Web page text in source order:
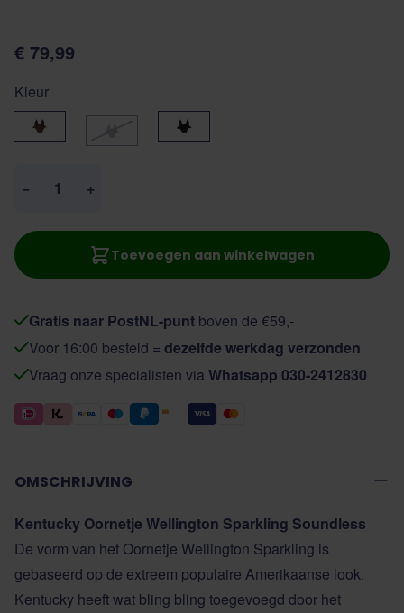
€ 79,99
Kleur
Bruin
zwart
− +
Toevoegen aan winkelwagen
Gratis naar PostNL-punt boven de €59,-
Voor 16:00 besteld = dezelfde werkdag verzonden
Vraag onze specialisten via Whatsapp 030-2412830
OMSCHRIJVING
Kentucky Oornetje Wellington Sparkling Soundless
De vorm van het Oornetje Wellington Sparkling is
gebaseerd op de extreem populaire Amerikaanse look.
Kentucky heeft wat bling bling toegevoegd door het